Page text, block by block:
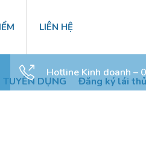
LIÊN HỆ
TUYỂN DỤNG Đăng ký lái thử
Hotline Kinh doanh –